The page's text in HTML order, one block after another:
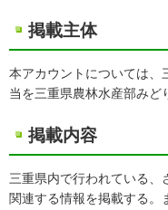
掲載主体
本アカウントについては、
当を三重県農林水産部みど
掲載内容
三重県内で行われている、
関連する情報を掲載する。